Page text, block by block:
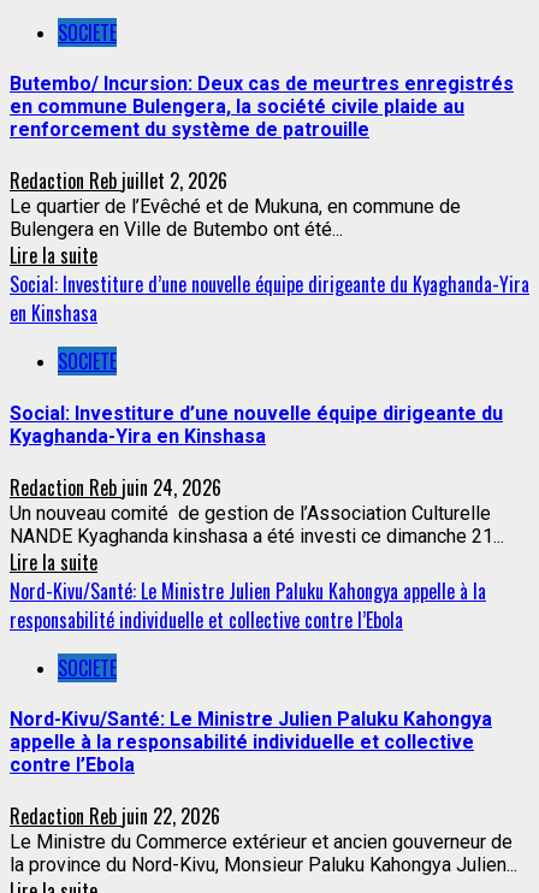
SOCIETE
Butembo/ Incursion: Deux cas de meurtres enregistrés
en commune Bulengera, la société civile plaide au
renforcement du système de patrouille
Redaction Reb juillet 2, 2026
Le quartier de l’Evêché et de Mukuna, en commune de
Bulengera en Ville de Butembo ont été...
Lire la suite
Social: Investiture d’une nouvelle équipe dirigeante du Kyaghanda-Yira
en Kinshasa
SOCIETE
Social: Investiture d’une nouvelle équipe dirigeante du
Kyaghanda-Yira en Kinshasa
Redaction Reb juin 24, 2026
Un nouveau comité de gestion de l’Association Culturelle
NANDE Kyaghanda kinshasa a été investi ce dimanche 21...
Lire la suite
Nord-Kivu/Santé: Le Ministre Julien Paluku Kahongya appelle à la
responsabilité individuelle et collective contre l’Ebola
SOCIETE
Nord-Kivu/Santé: Le Ministre Julien Paluku Kahongya
appelle à la responsabilité individuelle et collective
contre l’Ebola
Redaction Reb juin 22, 2026
Le Ministre du Commerce extérieur et ancien gouverneur de
la province du Nord-Kivu, Monsieur Paluku Kahongya Julien...